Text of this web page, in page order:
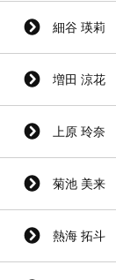
細谷 瑛莉
増田 涼花
上原 玲奈
菊池 美来
熱海 拓斗